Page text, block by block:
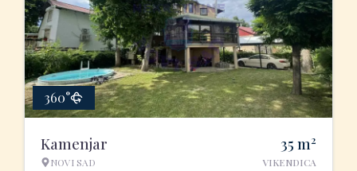
360°
Kamenjar
NOVI SAD
35 m2
VIKENDICA